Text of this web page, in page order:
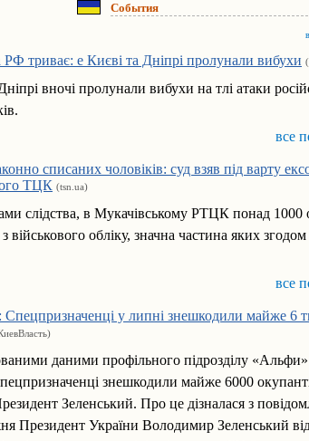
События
РФ триває: e Києві та Дніпрі пролунали вибухи
вночі пролунали вибухи на тлі атаки
все
списаних чоловіків: суд взяв під варту
ТЦК (tsn.ua)
слідства, в Мукачівському РТЦК понад 1000
військового обліку, значна частина яких згодом
все
у липні знешкодили майже 6
даними профільного підрозділу
знешкодили майже 6000
Зеленський. Про це дізналася з
Президент України Володимир Зеленський